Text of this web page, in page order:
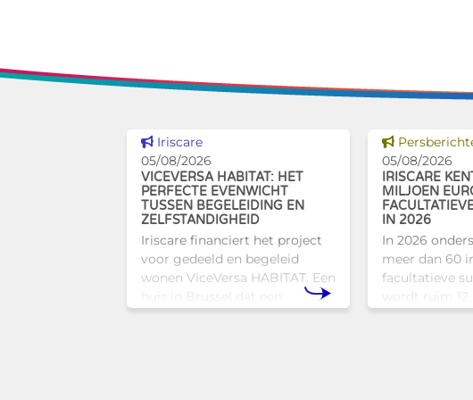
Dit nieuws tonen
Iriscare
05/08/2026
VICEVERSA HABITAT: HET
PERFECTE EVENWICHT
TUSSEN BEGELEIDING EN
ZELFSTANDIGHEID
Iriscare financiert het project
voor gedeeld en begeleid
wonen ViceVersa HABITAT. Een
huis in Brussel dat een
Dit nieuws
05/08/2026
IRISCARE
MILJOEN
IN 2026
In 2026
meer dan 60
facultatieve
wordt ruim
Brusselse
zijn op het